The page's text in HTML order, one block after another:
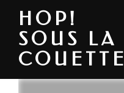
HOP!
SOUS LA
COUETTE